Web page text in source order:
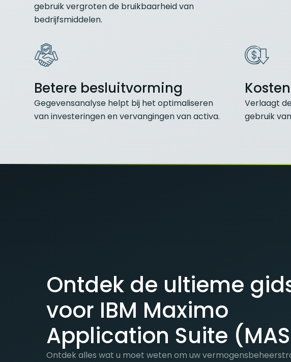
gebruik vergroten de bruikbaarheid van
bedrijfsmiddelen.
Betere besluitvorming
Gegevensanalyse helpt bij het optimaliseren
van investeringen en vervangingen van activa.
Verlaagt
gebruik
Ontdek de ultieme
voor IBM Maximo
Application Suite
Ontdek alles wat u moet weten om uw